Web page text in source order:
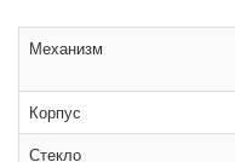
Механизм
Корпус
Стекло